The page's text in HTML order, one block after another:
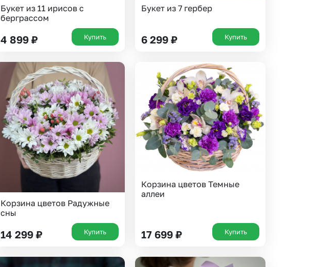
Букет из 11 ирисов с
берграссом
4 899 ₽ Купить
Букет из 7 гербер
6 299 ₽ Купить
Корзина цветов Радужные
сны
14 299 ₽ Купить
Корзина цветов Темные
аллеи
17 699 ₽ Купить